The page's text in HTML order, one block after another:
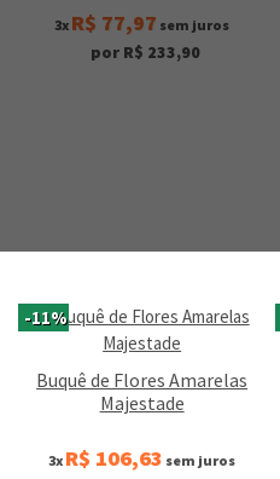
3x R$ 77,97 sem juros
por R$ 233,90
-11%
Buquê de Flores Amarelas
Majestade
3x R$ 106,63 sem juros